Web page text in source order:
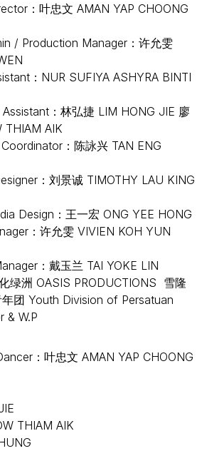
：叶忠文 AMAN YAP CHOONG
/ Production Manager：许允雯
：NUR SUFIYA ASHYRA BINTI
：林弘捷 LIM HONG JIE 廖
THIAM AIK
：陈詠兴 TAN ENG
：刘景诚 TIMOTHY LAU KING
Design：王一宏 ONG YEE HONG
：许允雯 VIVIEN KOH YUN
：戴玉兰 TAI YOKE LIN
绿洲 OASIS PRODUCTIONS 雪隆
团 Youth Division of Persatuan
& W.P
：叶忠文 AMAN YAP CHOONG
THIAM AIK